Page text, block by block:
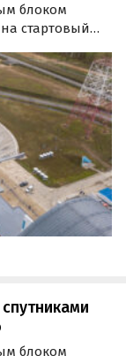
блоком
стартовый
на 27
аппаратов…
блоком